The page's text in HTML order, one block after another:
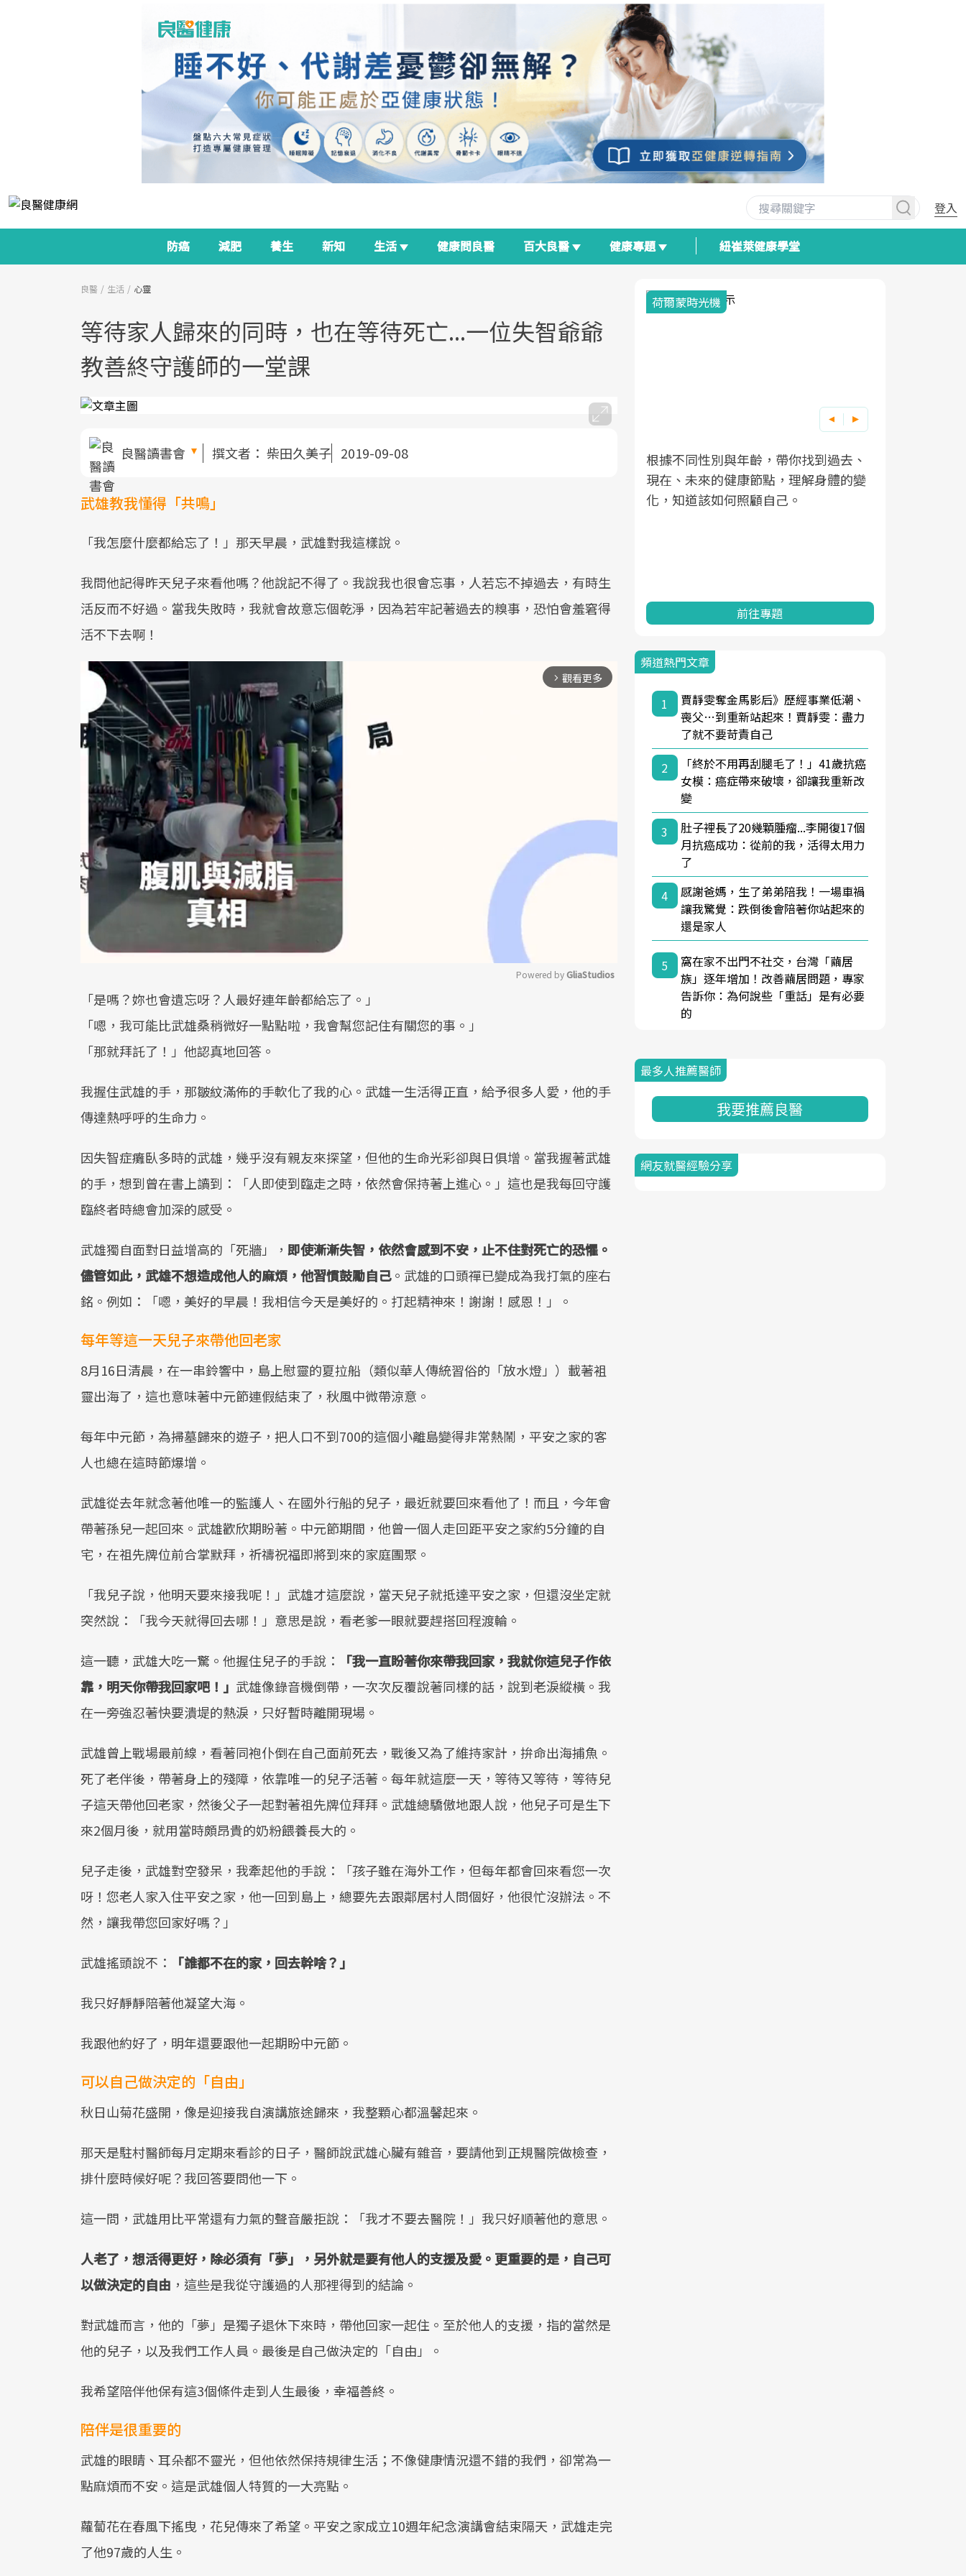
登入
防癌 減肥 養生 新知 生活 健康問良醫 百大良醫 健康專題 紐崔萊健康學堂
良醫 生活 心靈
等待家人歸來的同時，也在等待死亡...一位失智爺爺
教善終守護師的一堂課
良醫讀書會 撰文者： 柴田久美子 2019-09-08
武雄教我懂得「共鳴」
「我怎麼什麼都給忘了！」那天早晨，武雄對我這樣說。
我問他記得昨天兒子來看他嗎？他說記不得了。我說我也很會忘事，人若忘不掉過去，有時生
活反而不好過。當我失敗時，我就會故意忘個乾淨，因為若牢記著過去的糗事，恐怕會羞窘得
活不下去啊！
arrow_forward_ios 觀看更多
Powered by GliaStudios
「是嗎？妳也會遺忘呀？人最好連年齡都給忘了。」
「嗯，我可能比武雄桑稍微好一點點啦，我會幫您記住有關您的事。」
「那就拜託了！」他認真地回答。
我握住武雄的手，那皺紋滿佈的手軟化了我的心。武雄一生活得正直，給予很多人愛，他的手
傳達熱呼呼的生命力。
因失智症癱臥多時的武雄，幾乎沒有親友來探望，但他的生命光彩卻與日俱增。當我握著武雄
的手，想到曾在書上讀到：「人即使到臨走之時，依然會保持著上進心。」這也是我每回守護
臨終者時總會加深的感受。
武雄獨自面對日益增高的「死牆」， 即使漸漸失智，依然會感到不安，止不住對死亡的恐懼。
儘管如此，武雄不想造成他人的麻煩，他習慣鼓勵自己。武雄的口頭禪已變成為我打氣的座右
銘。例如：「嗯，美好的早晨！我相信今天是美好的。打起精神來！謝謝！感恩！」。
每年等這一天兒子來帶他回老家
8月16日清晨，在一串鈴響中，島上慰靈的夏拉船（類似華人傳統習俗的「放水燈」）載著袓
靈出海了，這也意味著中元節連假結束了，秋風中微帶涼意。
每年中元節，為掃墓歸來的遊子，把人口不到700的這個小離島變得非常熱鬧，平安之家的客
人也總在這時節爆增。
武雄從去年就念著他唯一的監護人、在國外行船的兒子，最近就要回來看他了！而且，今年會
帶著孫兒一起回來。武雄歡欣期盼著。中元節期間，他曾一個人走回距平安之家約5分鐘的自
宅，在祖先牌位前合掌默拜，祈禱祝福即將到來的家庭團聚。
「我兒子說，他明天要來接我呢！」武雄才這麼說，當天兒子就抵達平安之家，但還沒坐定就
突然說：「我今天就得回去哪！」意思是說，看老爹一眼就要趕搭回程渡輪。
這一聽，武雄大吃一驚。他握住兒子的手說：
「我一直盼著你來帶我回家，我就你這兒子作依
靠，明天你帶我回家吧！」 武雄像錄音機倒帶，一次次反覆說著同樣的話，說到老淚縱橫。我
在一旁強忍著快要潰堤的熱淚，只好暫時離開現場。
武雄曾上戰場最前線，看著同袍仆倒在自己面前死去，戰後又為了維持家計，拚命出海捕魚。
死了老伴後，帶著身上的殘障，依靠唯一的兒子活著。每年就這麼一天，等待又等待，等待兒
子這天帶他回老家，然後父子一起對著祖先牌位拜拜。武雄總驕傲地跟人說，他兒子可是生下
來2個月後，就用當時頗昂貴的奶粉餵養長大的。
兒子走後，武雄對空發呆，我牽起他的手說：「孩子雖在海外工作，但每年都會回來看您一次
呀！您老人家入住平安之家，他一回到島上，總要先去跟鄰居村人問個好，他很忙沒辦法。不
然，讓我帶您回家好嗎？」
武雄搖頭說不： 「誰都不在的家，回去幹啥？」
我只好靜靜陪著他凝望大海。
我跟他約好了，明年還要跟他一起期盼中元節。
可以自己做決定的「自由」
秋日山菊花盛開，像是迎接我自演講旅途歸來，我整顆心都溫馨起來。
那天是駐村醫師每月定期來看診的日子，醫師說武雄心臟有雜音，要請他到正規醫院做檢查，
排什麼時候好呢？我回答要問他一下。
這一問，武雄用比平常還有力氣的聲音嚴拒說：「我才不要去醫院！」我只好順著他的意思。
人老了，想活得更好，除必須有「夢」，另外就是要有他人的支援及愛。更重要的是，自己可
以做決定的自由 ，這些是我從守護過的人那裡得到的結論。
對武雄而言，他的「夢」是獨子退休下來時，帶他回家一起住。至於他人的支援，指的當然是
他的兒子，以及我們工作人員。最後是自己做決定的「自由」。
我希望陪伴他保有這3個條件走到人生最後，幸福善終。
陪伴是很重要的
武雄的眼睛、耳朵都不靈光，但他依然保持規律生活；不像健康情況還不錯的我們，卻常為一
點麻煩而不安。這是武雄個人特質的一大亮點。
蘿蔔花在春風下搖曳，花兒傳來了希望。平安之家成立10週年紀念演講會結束隔天，武雄走完
了他97歲的人生。
面對超高齡社會的浪潮，台灣正在快速
關注的核心議題。然而，健檢不只是醫
狀況、啟動健康管理的重要起點。
前往專題
2025年，就到良醫生活祭體驗「一站式
前往專題
良醫健康網從「換季的身體變化」出
前往專題
荷爾蒙時光機
根據不同性別與年齡，帶你找到過去、
現在、未來的健康節點，理解身體的變
化，知道該如何照顧自己。
前往專題
頻道熱門文章
1
賈靜雯奪金馬影后》歷經事業低潮、
喪父…到重新站起來！賈靜雯：盡力
了就不要苛責自己
2
「終於不用再刮腿毛了！」41歲抗癌
女模：癌症帶來破壞，卻讓我重新改
變
3
肚子裡長了20幾顆腫瘤...李開復17個
月抗癌成功：從前的我，活得太用力
了
4
感謝爸媽，生了弟弟陪我！一場車禍
讓我驚覺：跌倒後會陪著你站起來的
還是家人
5
窩在家不出門不社交，台灣「繭居
族」逐年增加！改善繭居問題，專家
告訴你：為何說些「重話」是有必要
的
最多人推薦醫師
我要推薦良醫
網友就醫經驗分享